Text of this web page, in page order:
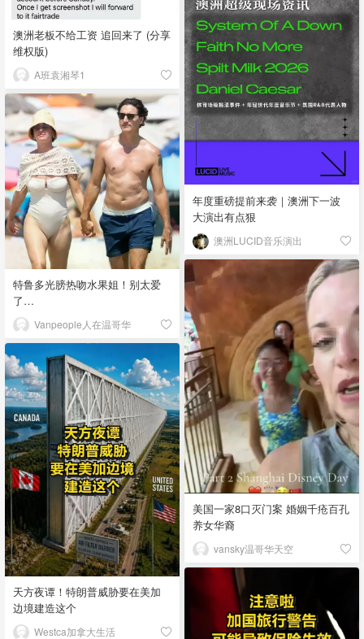
年度重磅提前来袭｜澳洲下一波
大演出有点狠
澳洲LUCID音乐演出
澳洲老板不给工资 追回来了 (分享
维权版)
A班袁湘琴1
特鲁多光膀热吻水果姐！别太爱
了…
Vanpeople人在温哥华
美国一家8口灭门案 婚姻千疮百孔
养女华裔
vansky温哥华天空
天方夜谭！特朗普威胁要在美加
边境建造这个
Westca加拿大生活